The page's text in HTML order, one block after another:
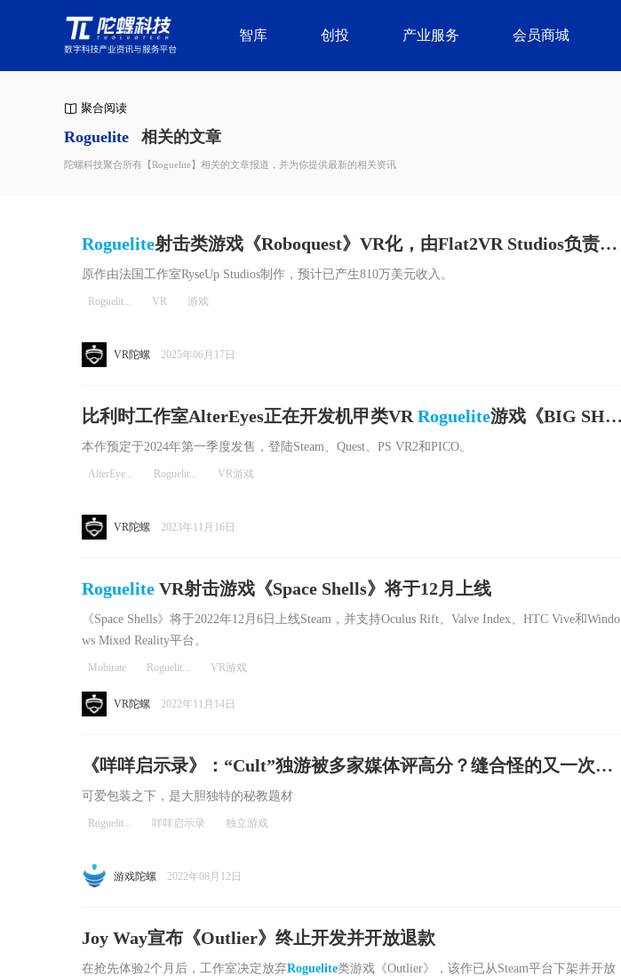
智库 创投 产业服务 会员商城
聚合阅读
Roguelite 相关的文章
陀螺科技聚合所有【Roguelite】相关的文章报道，并为你提供最新的相关资讯
Roguelite射击类游戏《Roboquest》VR化，由Flat2VR Studios负责移
植
原作由法国工作室RyseUp Studios制作，预计已产生810万美元收入。
Roguelit... VR 游戏
VR陀螺 2025年06月17日
比利时工作室AlterEyes正在开发机甲类VR Roguelite游戏《BIG SHO
TS》
本作预定于2024年第一季度发售，登陆Steam、Quest、PS VR2和PICO。
AlterEye... Roguelit... VR游戏
VR陀螺 2023年11月16日
Roguelite VR射击游戏《Space Shells》将于12月上线
《Space Shells》将于2022年12月6日上线Steam，并支持Oculus Rift、Valve Index、HTC Vive和Windo
ws Mixed Reality平台。
Mobirate Roguelit... VR游戏
VR陀螺 2022年11月14日
《咩咩启示录》：“Cult”独游被多家媒体评高分？缝合怪的又一次胜
利
可爱包装之下，是大胆独特的秘教题材
Roguelit... 咩咩启示录 独立游戏
游戏陀螺 2022年08月12日
Joy Way宣布《Outlier》终止开发并开放退款
在抢先体验2个月后，工作室决定放弃Roguelite类游戏《Outlier》，该作已从Steam平台下架并开放